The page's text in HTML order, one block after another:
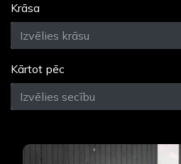
Krāsa
Izvēlies krāsu
Kārtot pēc
Izvēlies secību